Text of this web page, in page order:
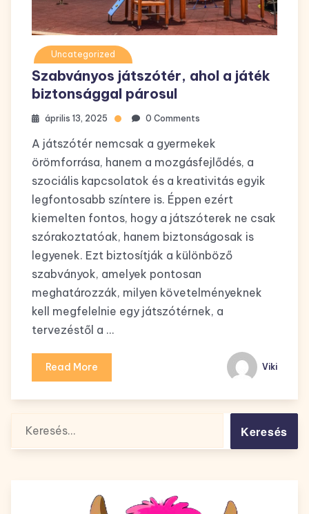
Uncategorized
Szabványos játszótér, ahol a játék
biztonsággal párosul
április 13, 2025 0 Comments
A játszótér nemcsak a gyermekek
örömforrása, hanem a mozgásfejlődés, a
szociális kapcsolatok és a kreativitás egyik
legfontosabb színtere is. Éppen ezért
kiemelten fontos, hogy a játszóterek ne csak
szórakoztatóak, hanem biztonságosak is
legyenek. Ezt biztosítják a különböző
szabványok, amelyek pontosan
meghatározzák, milyen követelményeknek
kell megfelelnie egy játszótérnek, a
tervezéstől a …
Read More Viki